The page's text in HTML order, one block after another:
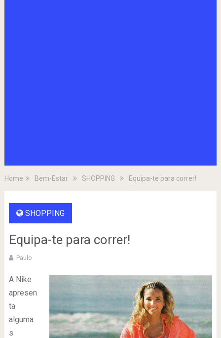
Home Bem-Estar SHOPPING Equipa-te para correr!
SHOPPING
Equipa-te para correr!
Paulo
A Nike
apresen
ta
alguma
s